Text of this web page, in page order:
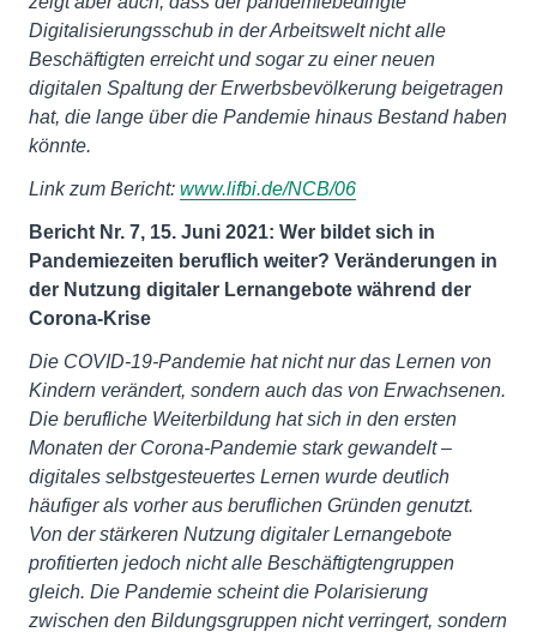
Digitalisierungsschub in der Arbeitswelt nicht alle
Beschäftigten erreicht und sogar zu einer neuen
digitalen Spaltung der Erwerbsbevölkerung beigetragen
hat, die lange über die Pandemie hinaus Bestand haben
könnte.
Link zum Bericht: www.lifbi.de/NCB/06
Bericht Nr. 7, 15. Juni 2021: Wer bildet sich in
Pandemiezeiten beruflich weiter? Veränderungen in
der Nutzung digitaler Lernangebote während der
Corona-Krise
Die COVID-19-Pandemie hat nicht nur das Lernen von
Kindern verändert, sondern auch das von Erwachsenen.
Die berufliche Weiterbildung hat sich in den ersten
Monaten der Corona-Pandemie stark gewandelt –
digitales selbstgesteuertes Lernen wurde deutlich
häufiger als vorher aus beruflichen Gründen genutzt.
Von der stärkeren Nutzung digitaler Lernangebote
profitierten jedoch nicht alle Beschäftigtengruppen
gleich. Die Pandemie scheint die Polarisierung
zwischen den Bildungsgruppen nicht verringert, sondern